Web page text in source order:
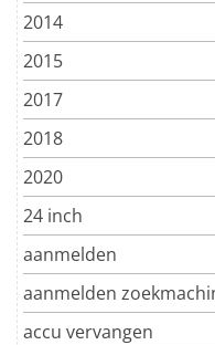
2014
2015
2017
2018
2020
24 inch
aanmelden
aanmelden
accu vervangen